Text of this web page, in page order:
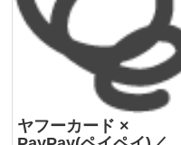
ヤフーカード ×